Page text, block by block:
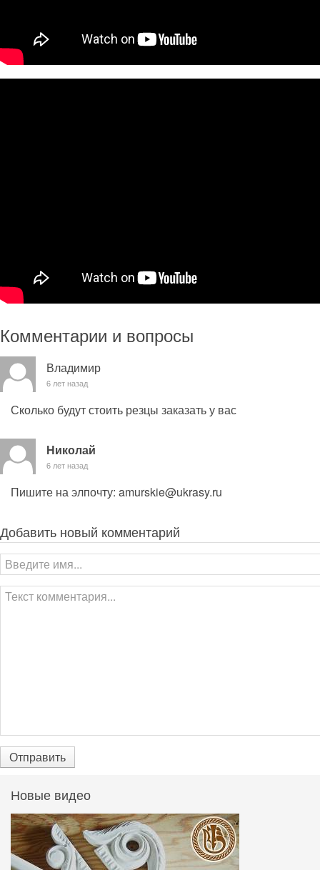
Комментарии и вопросы
Владимир
6 лет назад
Сколько будут стоить резцы заказать у вас
Николай
6 лет назад
Пишите на элпочту: amurskie@ukrasy.ru
Добавить новый комментарий
Отправить
Новые видео